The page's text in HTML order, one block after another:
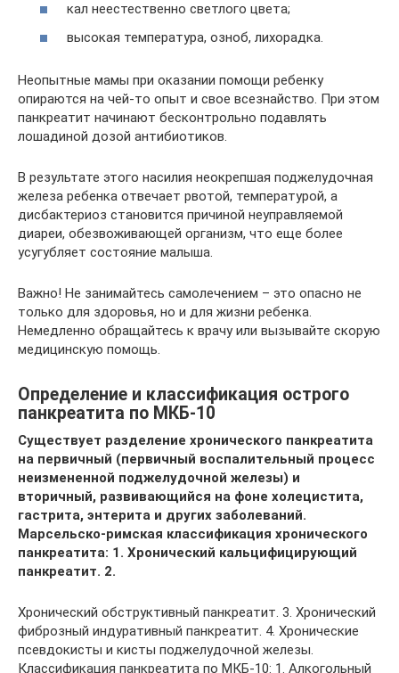
кал неестественно светлого цвета;
высокая температура, озноб, лихорадка.
Неопытные мамы при оказании помощи ребенку
опираются на чей-то опыт и свое всезнайство. При этом
панкреатит начинают бесконтрольно подавлять
лошадиной дозой антибиотиков.
В результате этого насилия неокрепшая поджелудочная
железа ребенка отвечает рвотой, температурой, а
дисбактериоз становится причиной неуправляемой
диареи, обезвоживающей организм, что еще более
усугубляет состояние малыша.
Важно! Не занимайтесь самолечением – это опасно не
только для здоровья, но и для жизни ребенка.
Немедленно обращайтесь к врачу или вызывайте скорую
медицинскую помощь.
Определение и классификация острого
панкреатита по МКБ-10
Существует разделение хронического панкреатита
на первичный (первичный воспалительный процесс
неизмененной поджелудочной железы) и
вторичный, развивающийся на фоне холецистита,
гастрита, энтерита и других заболеваний.
Марсельско-римская классификация хронического
панкреатита: 1. Хронический кальцифицирующий
панкреатит. 2.
Хронический обструктивный панкреатит. 3. Хронический
фиброзный индуративный панкреатит. 4. Хронические
псевдокисты и кисты поджелудочной железы.
Классификация панкреатита по МКБ-10: 1. Алкогольный